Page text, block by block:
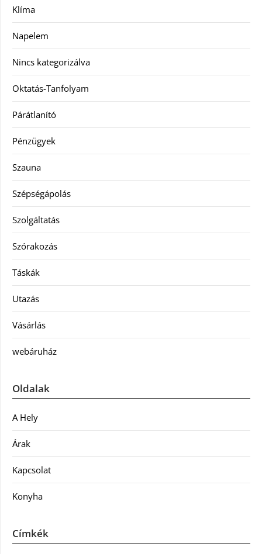
Klíma
Napelem
Nincs kategorizálva
Oktatás-Tanfolyam
Párátlanító
Pénzügyek
Szauna
Szépségápolás
Szolgáltatás
Szórakozás
Táskák
Utazás
Vásárlás
webáruház
Oldalak
A Hely
Árak
Kapcsolat
Konyha
Címkék